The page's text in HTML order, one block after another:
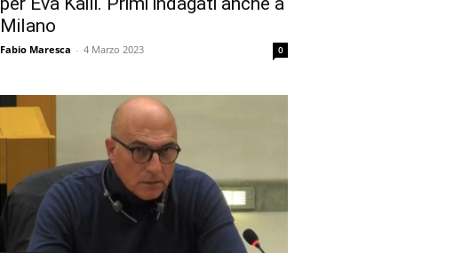
Milano
Fabio Maresca - 4 Marzo 2023 0